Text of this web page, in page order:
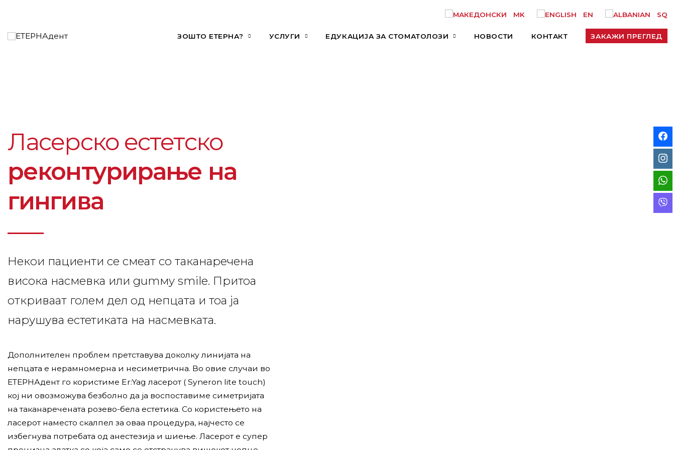
MK EN SQ
ЗОШТО ЕТЕРНА? УСЛУГИ ЕДУКАЦИЈА ЗА СТОМАТОЛОЗИ НОВОСТИ КОНТАКТ ЗАКАЖИ ПРЕГЛЕД
Ласерско естетско
реконтурирање на
гингива
Некои пациенти се смеат со таканаречена
висока насмевка или gumмy smile. Притоа
откриваат голем дел од непцата и тоа ја
нарушува естетиката на насмевката.
Дополнителен проблем претставува доколку линијата на
непцата е нерамномерна и несиметрична. Во овие случаи во
ЕТЕРНАдент го користиме Er:Yag ласерот ( Syneron lite touch)
кој ни овозможува безболно да ја воспоставиме симетријата
на таканаречената розево-бела естетика. Со користењето на
ласерот наместо скалпел за оваа процедура, најчесто се
избегнува потребата од анестезија и шиење. Ласерот е супер